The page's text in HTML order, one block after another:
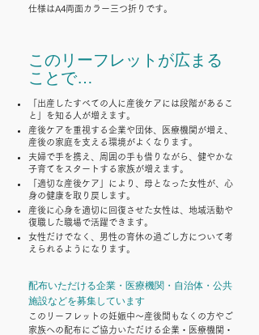
仕様はA4両面カラー三つ折りです。
このリーフレットが広まる
ことで…
「出産したすべての人に産後ケアには段階があるこ
と」を知る人が増えます。
産後ケアを重視する企業や団体、医療機関が増え、
産後の家庭を支える環境がよくなります。
夫婦で手を携え、周囲の手も借りながら、健やかな
子育てをスタートする家族が増えます。
「適切な産後ケア」により、母となった女性が、心
身の健康を取り戻します。
産後に心身を適切に回復させた女性は、地域活動や
復職した職場で活躍できます。
女性だけでなく、男性の育休の過ごし方について考
えられるようになります。
配布いただける企業・医療機関・自治体・公共
施設などを募集しています
このリーフレットの妊娠中〜産後間もなくの方やご
家族への配布にご協力いただける企業・医療機関・